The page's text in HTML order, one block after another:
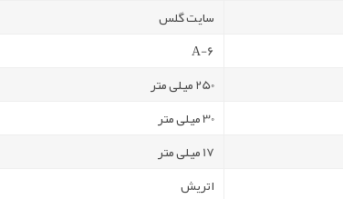
سایت گلس
A-6
250 میلی متر
30 میلی متر
17 میلی متر
اتریش